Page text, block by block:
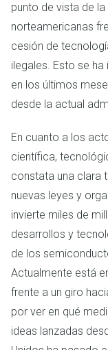
punto de vista de
norteamericanas
cesión de
ilegales. Esto se
en los últimos
desde la actual
En cuanto a los
científica,
constata una clara
nuevas leyes y
invierte miles de
desarrollos y
de los
Actualmente está
frente a un giro
por ver en qué
ideas lanzadas